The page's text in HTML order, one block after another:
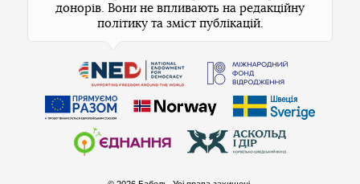
донорів. Вони не впливають на редакційну
політику та зміст публікацій.